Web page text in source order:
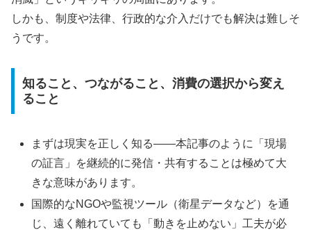
しかも、制度や法律、行政的な介入だけでも解決は難しそ
うです。
知ること、つながること、消費の選択から変え
ること
まずは現実を正しく知る――本記事のように「現場
の証言」を継続的に発信・共有することは極めて大
きな意味があります。
国際的なNGOや監視ツール（衛星データなど）を通
じ、遠く離れていても「動きを止めない」工夫が必